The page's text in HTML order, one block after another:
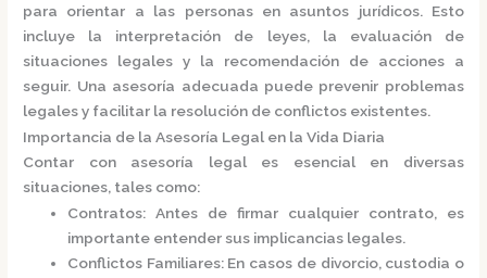
para orientar a las personas en asuntos jurídicos. Esto
incluye la interpretación de leyes, la evaluación de
situaciones legales y la recomendación de acciones a
seguir. Una asesoría adecuada puede prevenir problemas
legales y facilitar la resolución de conflictos existentes.​
Importancia de la Asesoría Legal en la Vida Diaria
Contar con asesoría legal es esencial en diversas
situaciones, tales como:​
Contratos: Antes de firmar cualquier contrato, es
importante entender sus implicancias legales.
Conflictos Familiares: En casos de divorcio, custodia o